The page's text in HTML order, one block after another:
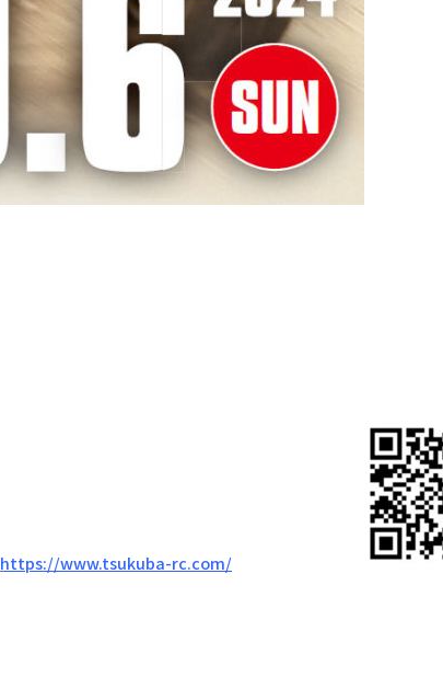
https://www.tsukuba-rc.com/